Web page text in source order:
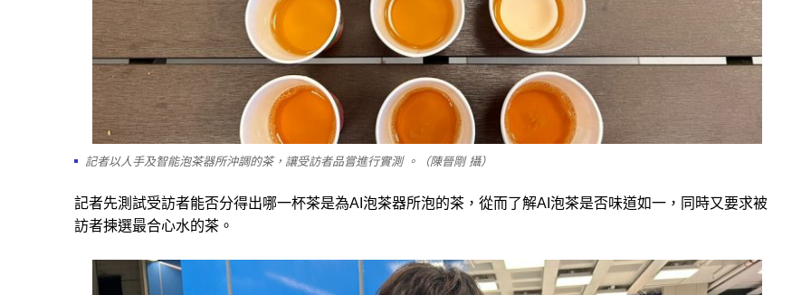
記者以人手及智能泡茶器所沖調的茶，讓受訪者品嘗進行實測 。（陳晉剛 攝）
記者先測試受訪者能否分得出哪一杯茶是為AI泡茶器所泡的茶，從而了解AI泡茶是否味道如一，同時又要求被
訪者揀選最合心水的茶。